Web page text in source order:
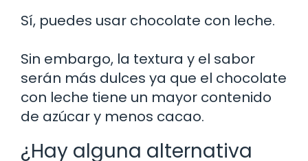
Sí, puedes usar chocolate con leche.
Sin embargo, la textura y el sabor
serán más dulces ya que el chocolate
con leche tiene un mayor contenido
de azúcar y menos cacao.
¿Hay alguna alternativa